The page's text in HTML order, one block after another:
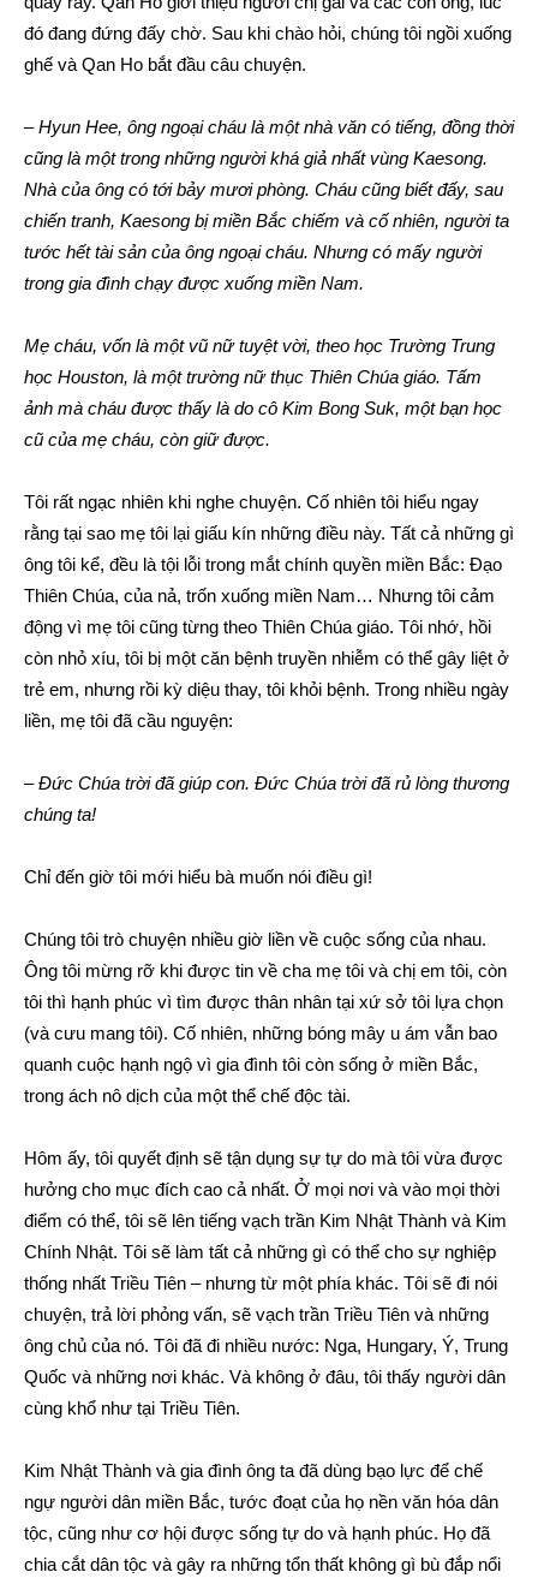
đó đang đứng đấy chờ. Sau khi chào hỏi, chúng tôi ngồi xuống
ghế và Qan Ho bắt đầu câu chuyện.
–Hyun Hee, ông ngoại cháu là một nhà văn có tiếng, đồng thời
cũng là một trong những người khá giả nhất vùng Kaesong.
Nhà của ông có tới bảy mươi phòng. Cháu cũng biết đấy, sau
chiến tranh, Kaesong bị miền Bắc chiếm và cố nhiên, người ta
tước hết tài sản của ông ngoại cháu. Nhưng có mấy người
trong gia đình chạy được xuống miền Nam.
Mẹ cháu, vốn là một vũ nữ tuyệt vời, theo học Trường Trung
học Houston, là một trường nữ thục Thiên Chúa giáo. Tấm
ảnh mà cháu được thấy là do cô Kim Bong Suk, một bạn học
cũ của mẹ cháu, còn giữ được.
Tôi rất ngạc nhiên khi nghe chuyện. Cố nhiên tôi hiểu ngay
rằng tại sao mẹ tôi lại giấu kín những điều này. Tất cả những gì
ông tôi kể, đều là tội lỗi trong mắt chính quyền miền Bắc: Đạo
Thiên Chúa, của nả, trốn xuống miền Nam… Nhưng tôi cảm
động vì mẹ tôi cũng từng theo Thiên Chúa giáo. Tôi nhớ, hồi
còn nhỏ xíu, tôi bị một căn bệnh truyền nhiễm có thể gây liệt ở
trẻ em, nhưng rồi kỳ diệu thay, tôi khỏi bệnh. Trong nhiều ngày
liền, mẹ tôi đã cầu nguyện:
–Đức Chúa trời đã giúp con. Đức Chúa trời đã rủ lòng thương
chúng ta!
Chỉ đến giờ tôi mới hiểu bà muốn nói điều gì!
Chúng tôi trò chuyện nhiều giờ liền về cuộc sống của nhau.
Ông tôi mừng rỡ khi được tin về cha mẹ tôi và chị em tôi, còn
tôi thì hạnh phúc vì tìm được thân nhân tại xứ sở tôi lựa chọn
(và cưu mang tôi). Cố nhiên, những bóng mây u ám vẫn bao
quanh cuộc hạnh ngộ vì gia đình tôi còn sống ở miền Bắc,
trong ách nô dịch của một thể chế độc tài.
Hôm ấy, tôi quyết định sẽ tận dụng sự tự do mà tôi vừa được
hưởng cho mục đích cao cả nhất. Ở mọi nơi và vào mọi thời
điểm có thể, tôi sẽ lên tiếng vạch trần Kim Nhật Thành và Kim
Chính Nhật. Tôi sẽ làm tất cả những gì có thể cho sự nghiệp
thống nhất Triều Tiên – nhưng từ một phía khác. Tôi sẽ đi nói
chuyện, trả lời phỏng vấn, sẽ vạch trần Triều Tiên và những
ông chủ của nó. Tôi đã đi nhiều nước: Nga, Hungary, Ý, Trung
Quốc và những nơi khác. Và không ở đâu, tôi thấy người dân
cùng khổ như tại Triều Tiên.
Kim Nhật Thành và gia đình ông ta đã dùng bạo lực để chế
ngự người dân miền Bắc, tước đoạt của họ nền văn hóa dân
tộc, cũng như cơ hội được sống tự do và hạnh phúc. Họ đã
chia cắt dân tộc và gây ra những tổn thất không gì bù đắp nổi